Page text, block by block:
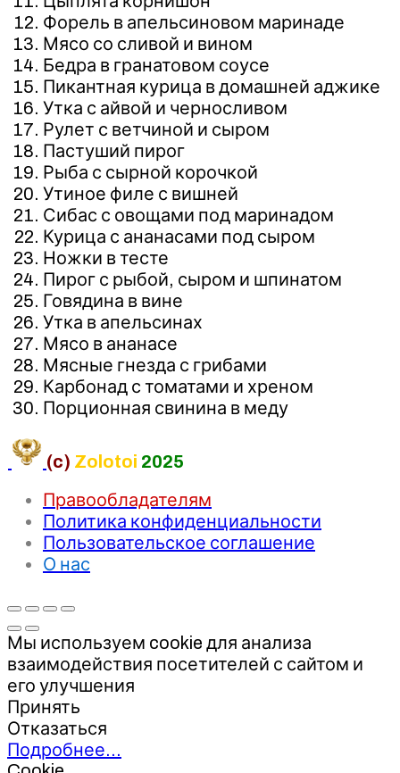
Форель в апельсиновом маринаде
Мясо со сливой и вином
Бедра в гранатовом соусе
Пикантная курица в домашней аджике
Утка с айвой и черносливом
Рулет с ветчиной и сыром
Пастуший пирог
Рыба с сырной корочкой
Утиное филе с вишней
Сибас с овощами под маринадом
Курица с ананасами под сыром
Ножки в тесте
Пирог с рыбой, сыром и шпинатом
Говядина в вине
Утка в апельсинах
Мясо в ананасе
Мясные гнезда с грибами
Карбонад с томатами и хреном
Порционная свинина в меду
(c) Zolotoi 2025
Правообладателям
Политика конфиденциальности
Пользовательское соглашение
О нас
Мы используем cookie для анализа
взаимодействия посетителей с сайтом и
его улучшения
Принять
Отказаться
Подробнее…